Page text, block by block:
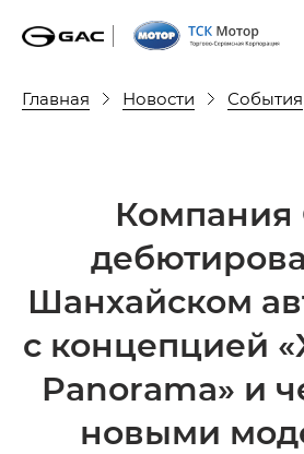
Главная Новости События
Компания
Шанхайском
с концепцией
Panorama» и
новыми